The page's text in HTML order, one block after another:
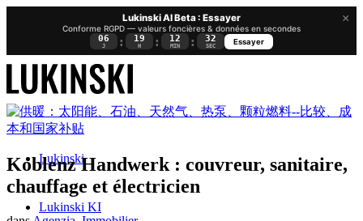
×
Lukinski AI Beta : Essayer
Conforme RGPD — valeurs foncières & données en secondes
06
J : 19
H : 12
MIN : 31
SEC
Essayer
Lukinski
Lukinski KI
Koblenz Handwerk : couvreur, sanitaire,
chauffage et électricien